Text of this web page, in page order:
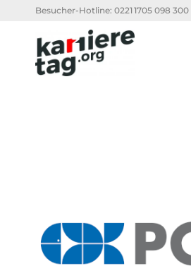
Besucher-Hotline: 0221 1705 098 300